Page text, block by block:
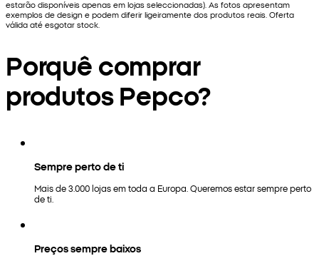
estarão disponíveis apenas em lojas seleccionadas). As fotos apresentam
exemplos de design e podem diferir ligeiramente dos produtos reais. Oferta
válida até esgotar stock.
Porquê comprar
produtos Pepco?
Sempre perto de ti
Mais de 3.000 lojas em toda a Europa. Queremos estar sempre perto
de ti.
Preços sempre baixos